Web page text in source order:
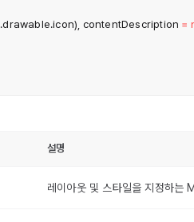
.drawable.icon) contentDescription =
설명
레이아웃 및 스타일을 지정하는